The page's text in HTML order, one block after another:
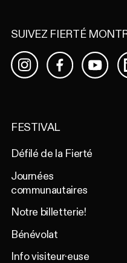
SUIVEZ FIERTÉ
InstagramFacebook
FESTIVAL
Défilé de la Fierté
Journées
communautaires
Notre billetterie!
Bénévolat
Info visiteur·euse